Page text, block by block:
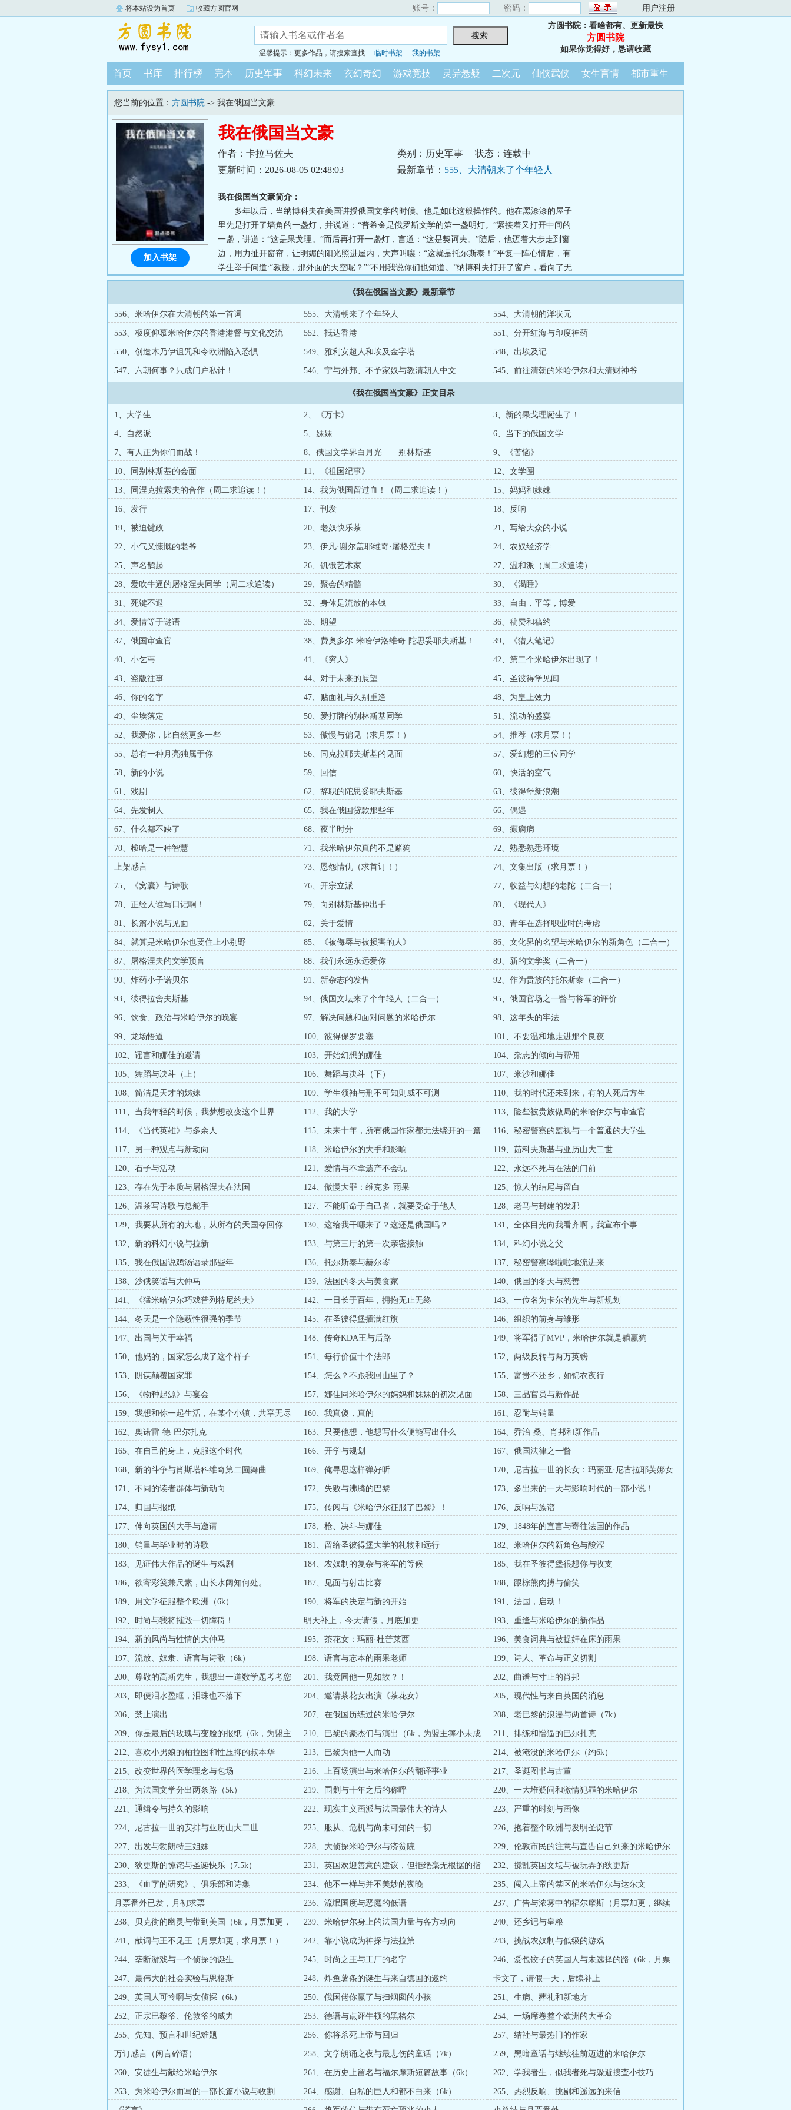
将本站设为首页 收藏方圆官网 账号： 密码： 用户注册
温馨提示：更多作品，请搜索查找 临时书架 我的书架
方圆书院：看啥都有、更新最快
方圆书院
如果你觉得好，恳请收藏
首页 书库 排行榜 完本 历史军事 科幻未来 玄幻奇幻 游戏竞技 灵异悬疑 二次元 仙侠武侠 女生言情 都市重生
您当前的位置： 方圆书院 -> 我在俄国当文豪
我在俄国当文豪
作者：卡拉马佐夫 类别：历史军事
状态：连载中
更新时间：2026-08-05 02:48:03
最新章节： 555、大清朝来了个年轻人
我在俄国当文豪简介：
多年以后，当纳博科夫在美国讲授俄国文学的时候。他是如此这般操作的。他在黑漆漆的屋子
里先是打开了墙角的一盏灯，并说道：“普希金是俄罗斯文学的第一盏明灯。”紧接着又打开中间的
一盏，讲道：“这是果戈理。”而后再打开一盏灯，言道：“这是契诃夫。”随后，他迈着大步走到窗
边，用力扯开窗帘，让明媚的阳光照进屋内，大声叫嚷：“这就是托尔斯泰！”平复一阵心情后，有
学生举手问道:“教授，那外面的天空呢？”“不用我说你们也知道。”纳博科夫打开了窗户，看向了无
边无际的天空:“现代世界的源头！无论是从精神层面上还是现实层面上！”不朽的米哈伊尔·罗曼诺维
奇·拉斯科尔尼科夫！”简洁版：回到俄国年的那个冬天，米哈伊尔一步步成为俄国文豪乃至整个欧
洲大陆的精神领袖的故事。本书又名：《我在俄国鉴症那些年》、《症都不敢鉴？那你算个鸡毛的
文豪！》PS：外站作者，请放心追读。...
加入书架
《我在俄国当文豪》最新章节
556、米哈伊尔在大清朝的第一首词 555、大清朝来了个年轻人 554、大清朝的洋状元
553、极度仰慕米哈伊尔的香港港督与文化交流 552、抵达香港 551、分开红海与印度神药
550、创造木乃伊诅咒和令欧洲陷入恐惧 549、雅利安超人和埃及金字塔 548、出埃及记
547、六朝何事？只成门户私计！ 546、宁与外邦、不予家奴与教清朝人中文 545、前往清朝的米哈伊尔和大清财神爷
《我在俄国当文豪》正文目录
1、大学生 2、《万卡》 3、新的果戈理诞生了！
4、自然派 5、妹妹 6、当下的俄国文学
7、有人正为你们而战！ 8、俄国文学界白月光——别林斯基 9、《苦恼》
10、同别林斯基的会面 11、《祖国纪事》 12、文学圈
13、同涅克拉索夫的合作（周二求追读！） 14、我为俄国留过血！（周二求追读！） 15、妈妈和妹妹
16、发行 17、刊发 18、反响
19、被迫键政 20、老奴快乐茶 21、写给大众的小说
22、小气又慷慨的老爷 23、伊凡·谢尔盖耶维奇·屠格涅夫！ 24、农奴经济学
25、声名鹊起 26、饥饿艺术家 27、温和派（周二求追读）
28、爱吹牛逼的屠格涅夫同学（周二求追读） 29、聚会的精髓 30、《渴睡》
31、死键不退 32、身体是流放的本钱 33、自由，平等，博爱
34、爱情等于谜语 35、期望 36、稿费和稿约
37、俄国审查官 38、费奥多尔·米哈伊洛维奇·陀思妥耶夫斯基！ 39、《猎人笔记》
40、小乞丐 41、《穷人》 42、第二个米哈伊尔出现了！
43、盗版往事 44。对于未来的展望 45、圣彼得堡见闻
46、你的名字 47、贴面礼与久别重逢 48、为皇上效力
49、尘埃落定 50、爱打牌的别林斯基同学 51、流动的盛宴
52、我爱你，比自然更多一些 53、傲慢与偏见（求月票！） 54、推荐（求月票！）
55、总有一种月亮独属于你 56、同克拉耶夫斯基的见面 57、爱幻想的三位同学
58、新的小说 59、回信 60、快活的空气
61、戏剧 62、辞职的陀思妥耶夫斯基 63、彼得堡新浪潮
64、先发制人 65、我在俄国贷款那些年 66、偶遇
67、什么都不缺了 68、夜半时分 69、癫痫病
70、梭哈是一种智慧 71、我米哈伊尔真的不是赌狗 72、熟悉熟悉环境
上架感言 73、恩怨情仇（求首订！） 74、文集出版（求月票！）
75、《窝囊》与诗歌 76、开宗立派 77、收益与幻想的老陀（二合一）
78、正经人谁写日记啊！ 79、向别林斯基伸出手 80、《现代人》
81、长篇小说与见面 82、关于爱情 83、青年在选择职业时的考虑
84、就算是米哈伊尔也要住上小别野 85、《被侮辱与被损害的人》 86、文化界的名望与米哈伊尔的新角色（二合一）
87、屠格涅夫的文学预言 88、我们永远永远爱你 89、新的文学奖（二合一）
90、炸药小子诺贝尔 91、新杂志的发售 92、作为贵族的托尔斯泰（二合一）
93、彼得拉舍夫斯基 94、俄国文坛来了个年轻人（二合一） 95、俄国官场之一瞥与将军的评价
96、饮食、政治与米哈伊尔的晚宴 97、解决问题和面对问题的米哈伊尔 98、这年头的牢法
99、龙场悟道 100、彼得保罗要塞 101、不要温和地走进那个良夜
102、谣言和娜佳的邀请 103、开始幻想的娜佳 104、杂志的倾向与帮佣
105、舞蹈与决斗（上） 106、舞蹈与决斗（下） 107、米沙和娜佳
108、简洁是天才的姊妹 109、学生领袖与刑不可知则威不可测 110、我的时代还未到来，有的人死后方生
111、当我年轻的时候，我梦想改变这个世界 112、我的大学 113、险些被贵族做局的米哈伊尔与审查官
114、《当代英雄》与多余人
115、未来十年，所有俄国作家都无法绕开的一篇
评论
116、秘密警察的监视与一个普通的大学生
117、另一种观点与新动向 118、米哈伊尔的大手和影响 119、茹科夫斯基与亚历山大二世
120、石子与活动 121、爱情与不拿遗产不会玩 122、永远不死与在法的门前
123、存在先于本质与屠格涅夫在法国 124、傲慢大罪：维克多·雨果 125、惊人的结尾与留白
126、温茶写诗歌与总舵手 127、不能听命于自己者，就要受命于他人 128、老马与封建的发邪
129、我要从所有的大地，从所有的天国夺回你 130、这给我干哪来了？这还是俄国吗？ 131、全体目光向我看齐啊，我宣布个事
132、新的科幻小说与拉新 133、与第三厅的第一次亲密接触 134、科幻小说之父
135、我在俄国说鸡汤语录那些年 136、托尔斯泰与赫尔岑 137、秘密警察哗啦啦地流进来
138、沙俄笑话与大仲马 139、法国的冬天与美食家 140、俄国的冬天与慈善
141、《猛米哈伊尔巧戏普列特尼约夫》 142、一日长于百年，拥抱无止无终 143、一位名为卡尔的先生与新规划
144、冬天是一个隐蔽性很强的季节 145、在圣彼得堡插满红旗 146、组织的前身与雏形
147、出国与关于幸福 148、传奇KDA王与后路 149、将军得了MVP，米哈伊尔就是躺赢狗
150、他妈的，国家怎么成了这个样子 151、每行价值十个法郎 152、两级反转与两万英镑
153、阴谋颠覆国家罪 154、怎么？不跟我回山里了？ 155、富贵不还乡，如锦衣夜行
156、《物种起源》与宴会 157、娜佳同米哈伊尔的妈妈和妹妹的初次见面 158、三品官员与新作品
159、我想和你一起生活，在某个小镇，共享无尽
的黄昏
160、我真傻，真的 161、忍耐与销量
162、奥诺雷·德·巴尔扎克 163、只要他想，他想写什么便能写出什么 164、乔治·桑、肖邦和新作品
165、在自己的身上，克服这个时代 166、开学与规划 167、俄国法律之一瞥
168、新的斗争与肖斯塔科维奇第二圆舞曲 169、俺寻思这样弹好听
170、尼古拉一世的长女：玛丽亚·尼古拉耶芙娜女
大公
171、不同的读者群体与新动向 172、失败与沸腾的巴黎 173、多出来的一天与影响时代的一部小说！
174、归国与报纸 175、传阅与《米哈伊尔征服了巴黎》！ 176、反响与族谱
177、伸向英国的大手与邀请 178、枪、决斗与娜佳 179、1848年的宣言与寄往法国的作品
180、销量与毕业时的诗歌 181、留给圣彼得堡大学的礼物和远行 182、米哈伊尔的新角色与酸涩
183、见证伟大作品的诞生与戏剧 184、农奴制的复杂与将军的等候 185、我在圣彼得堡很想你与收支
186、欲寄彩笺兼尺素，山长水阔知何处。 187、见面与射击比赛 188、跟棕熊肉搏与偷笑
189、用文学征服整个欧洲（6k） 190、将军的决定与新的开始 191、法国，启动！
192、时尚与我将摧毁一切障碍！ 明天补上，今天请假，月底加更 193、重逢与米哈伊尔的新作品
194、新的风尚与性情的大仲马 195、茶花女：玛丽·杜普莱西 196、美食词典与被捉奸在床的雨果
197、流放、奴隶、语言与诗歌（6k） 198、语言与忘本的雨果老师 199、诗人、革命与正义切割
200、尊敬的高斯先生，我想出一道数学题考考您 201、我竟同他一见如故？！ 202、曲谱与寸止的肖邦
203、即便泪水盈眶，泪珠也不落下 204、邀请茶花女出演《茶花女》 205、现代性与来自英国的消息
206、禁止演出 207、在俄国历练过的米哈伊尔 208、老巴黎的浪漫与两首诗（7k）
209、你是最后的玫瑰与变脸的报纸（6k，为盟主
箨小未成竿加更）
210、巴黎的豪杰们与演出（6k，为盟主箨小未成
竿加更）
211、排练和懵逼的巴尔扎克
212、喜欢小男娘的柏拉图和性压抑的叔本华 213、巴黎为他一人而动 214、被淹没的米哈伊尔（约6k）
215、改变世界的医学理念与包场 216、上百场演出与米哈伊尔的翻译事业 217、圣诞图书与古董
218、为法国文学分出两条路（5k） 219、围剿与十年之后的称呼 220、一大堆疑问和激情犯罪的米哈伊尔
221、通缉令与持久的影响 222、现实主义画派与法国最伟大的诗人 223、严重的时刻与画像
224、尼古拉一世的安排与亚历山大二世 225、服从、危机与尚未可知的一切 226、抱着整个欧洲与发明圣诞节
227、出发与勃朗特三姐妹 228、大侦探米哈伊尔与济贫院 229、伦敦市民的注意与宣告自己到来的米哈伊尔
230、狄更斯的惊诧与圣诞快乐（7.5k）
231、英国欢迎善意的建议，但拒绝毫无根据的指
责
232、搅乱英国文坛与被玩弄的狄更斯
233、《血字的研究》、俱乐部和诗集 234、他不一样与并不美妙的夜晚 235、闯入上帝的禁区的米哈伊尔与达尔文
月票番外已发，月初求票 236、流氓国度与恶魔的低语
237、广告与浓雾中的福尔摩斯（月票加更，继续
求月票！）
238、贝克街的幽灵与带到美国（6k，月票加更，
求月票！）
239、米哈伊尔身上的法国力量与各方动向 240、还乡记与皇粮
241、献词与王不见王（月票加更，求月票！） 242、靠小说成为神探与法拉第 243、挑战农奴制与低级的游戏
244、垄断游戏与一个侦探的诞生 245、时尚之王与工厂的名字
246、爱包饺子的英国人与未选择的路（6k，月票
加更））
247、最伟大的社会实验与恩格斯 248、炸鱼薯条的诞生与来自德国的邀约 卡文了，请假一天，后续补上
249、英国人可怜啊与女侦探（6k） 250、俄国佬你赢了与扫烟囱的小孩 251、生病、葬礼和新地方
252、正宗巴黎爷、伦敦爷的威力 253、德语与点评牛顿的黑格尔 254、一场席卷整个欧洲的大革命
255、先知、预言和世纪难题 256、你将杀死上帝与回归 257、结社与最热门的作家
万订感言（闲言碎语） 258、文学朗诵之夜与最悲伤的童话（7k） 259、黑暗童话与继续往前迈进的米哈伊尔
260、安徒生与献给米哈伊尔 261、在历史上留名与福尔摩斯短篇故事（6k） 262、学我者生，似我者死与躲避搜查小技巧
263、为米哈伊尔而写的一部长篇小说与收割 264、感谢、自私的巨人和都不白来（6k） 265、热烈反响、挑剔和遥远的来信